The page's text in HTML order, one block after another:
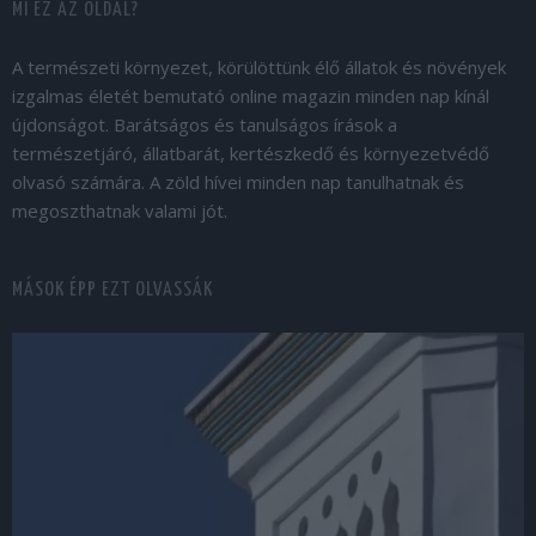
MI EZ AZ OLDAL?
A természeti környezet, körülöttünk élő állatok és növények
izgalmas életét bemutató online magazin minden nap kínál
újdonságot. Barátságos és tanulságos írások a
természetjáró, állatbarát, kertészkedő és környezetvédő
olvasó számára. A zöld hívei minden nap tanulhatnak és
megoszthatnak valami jót.
MÁSOK ÉPP EZT OLVASSÁK